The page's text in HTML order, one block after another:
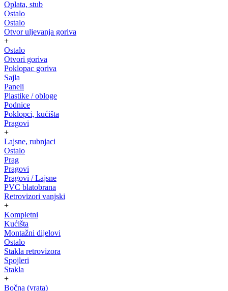
Oplata, stub
Ostalo
Ostalo
Otvor uljevanja goriva
+
Ostalo
Otvori goriva
Poklopac goriva
Sajla
Paneli
Plastike / obloge
Podnice
Poklopci, kućišta
Pragovi
+
Lajsne, rubnjaci
Ostalo
Prag
Pragovi
Pragovi / Lajsne
PVC blatobrana
Retrovizori vanjski
+
Kompletni
Kućišta
Montažni dijelovi
Ostalo
Stakla retrovizora
Spojleri
Stakla
+
Bočna (vrata)